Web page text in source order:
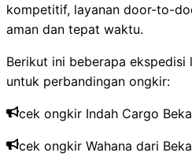
kompetitif, layanan door-to-
aman dan tepat waktu.
Berikut ini beberapa ekspedisi
untuk perbandingan ongkir:
cek ongkir Indah Cargo
cek ongkir Wahana dari